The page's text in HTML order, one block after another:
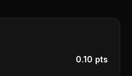
0.10 pts